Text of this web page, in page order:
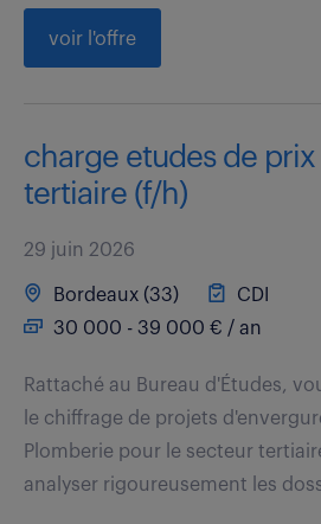
voir l'offre
charge etudes de
tertiaire (f/h)
29 juin 2026
Bordeaux (33)
CDI
30 000 - 39 000 € / an
Rattaché au Bureau d'Études,
le chiffrage de projets
Plomberie pour le secteur
analyser rigoureusement les